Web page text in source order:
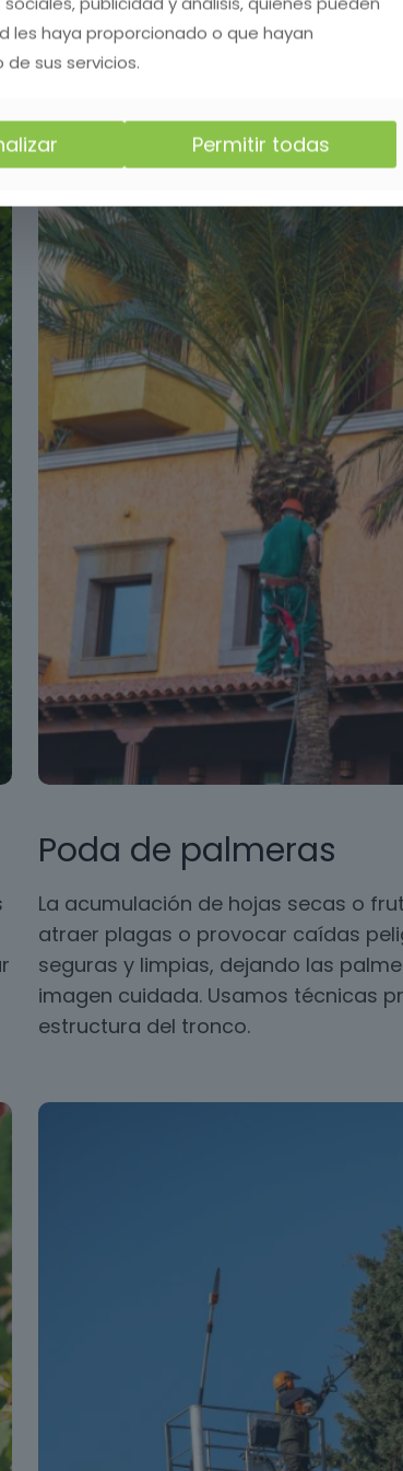
los ciclos naturales y
Córdoba , Córdoba.
Poda de palmeras
La acumulación de hojas secas o
atraer plagas o provocar caídas
seguras y limpias, dejando las
imagen cuidada. Usamos técnicas
estructura del tronco.
haya proporcionado o que hayan
sus servicios.
Permitir todas